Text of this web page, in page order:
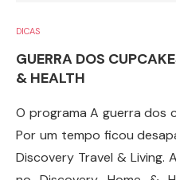
DICAS
GUERRA DOS
& HEALTH
O programa A guerra dos
Por um tempo ficou
Discovery Travel & Living.